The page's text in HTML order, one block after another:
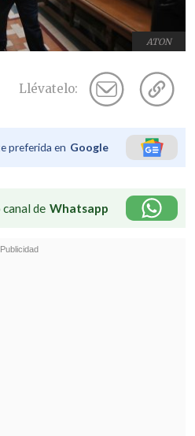
ATON
Llévatelo:
preferida en Google
de Whatsapp